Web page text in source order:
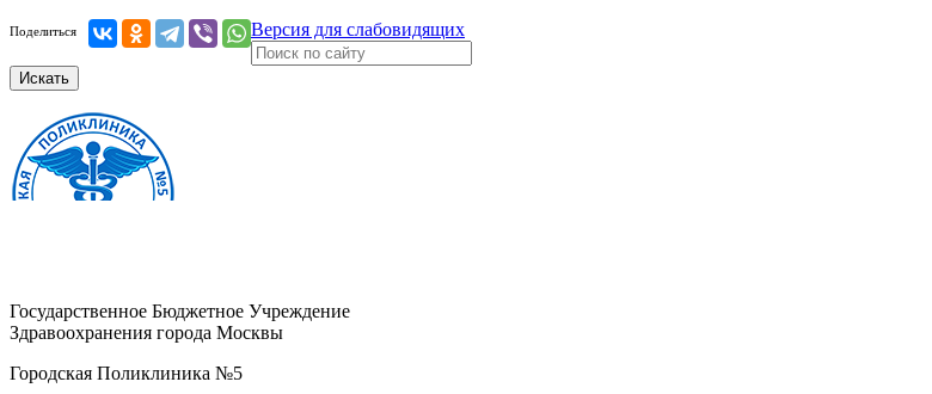
Поделиться Версия для слабовидящих
Искать
Государственное Бюджетное Учреждение
Здравоохранения города Москвы
Городская Поликлиника №5